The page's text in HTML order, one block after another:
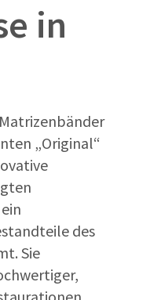
in
„Original“
des
Sie